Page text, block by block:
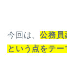
今回は、公務員
という点をテー